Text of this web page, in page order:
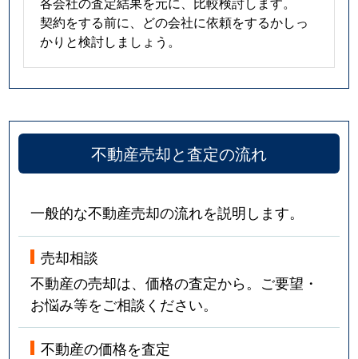
契約をする前に、どの会社に依頼をするかしっ
かりと検討しましょう。
不動産売却と査定の流れ
一般的な不動産売却の流れを説明します。
売却相談
不動産の売却は、価格の査定から。ご要望・
お悩み等をご相談ください。
不動産の価格を査定